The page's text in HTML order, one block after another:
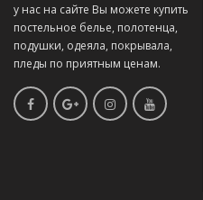
у нас на сайте Вы можете купить
постельное белье, полотенца,
подушки, одеяла, покрывала,
пледы по приятным ценам.